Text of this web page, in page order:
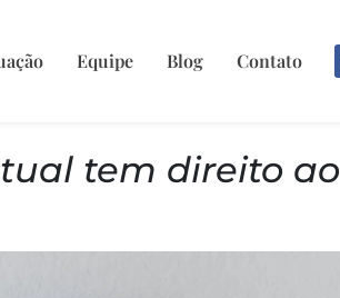
Equipe Blog Contato
tem direito ao